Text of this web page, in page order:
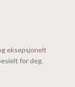
eksepsjonelt
for deg.